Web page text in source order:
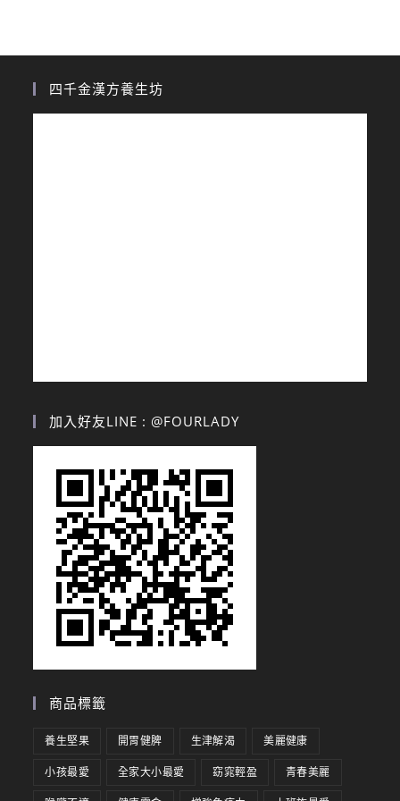
四千金漢方養生坊
加入好友LINE : @FOURLADY
商品標籤
養生堅果 開胃健脾 生津解渴 美麗健康
小孩最愛 全家大小最愛 窈窕輕盈 青春美麗